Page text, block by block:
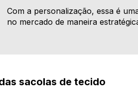
Com a personalização, essa é
no mercado de maneira
sacolas de tecido